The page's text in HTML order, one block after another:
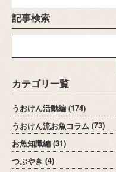
記事検索
カテゴリ一覧
うおけん活動編 (174)
うおけん流お魚コラム (73)
お魚知識編 (31)
つぶやき (4)